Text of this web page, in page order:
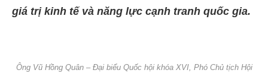
giá trị kinh tế và năng lực cạnh tranh quốc gia.
Ông Vũ Hồng Quân – Đại biểu Quốc hội khóa XVI, Phó Chủ tịch Hội